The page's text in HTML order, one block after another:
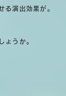
る演出効果が。
ょうか。